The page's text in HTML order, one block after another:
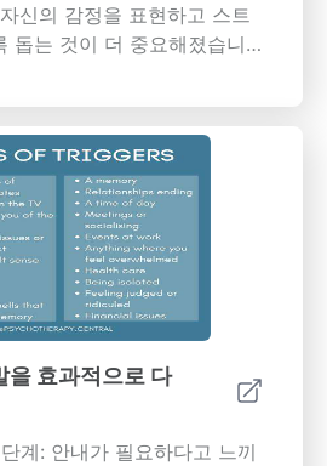
도전의 신호일 수 있으며,
극적인 소통이 필요합니다.-
또는 피로 불만은 불안과
수 있습니다. 아이들은 종종
정서적 도전을 나타내며, 이
요성을 강조합니다. 지표로
증상은 종종 정서적 건강과
증, 악몽 또는 설명할 수 없
통과 관련이 있을 수 있습니
스트레스에 직면할 때 신체적
수 있으며, 이를 해결하지 않
건강 문제로 이어질 수 있습
략아이의 감정에 대해 개방
것은 정서적 건강에 매우 중
일정을 수립하고 건강한 대
링하는 것은 스트레스를 상
신의 감정을 표현하고 스트
돕는 것이 더 중요해졌습니
이들의 건강한 감정적 실천
레스 대처 능력을 키우는 데
니다.
을 효과적으로 다
계: 안내가 필요하다고 느끼